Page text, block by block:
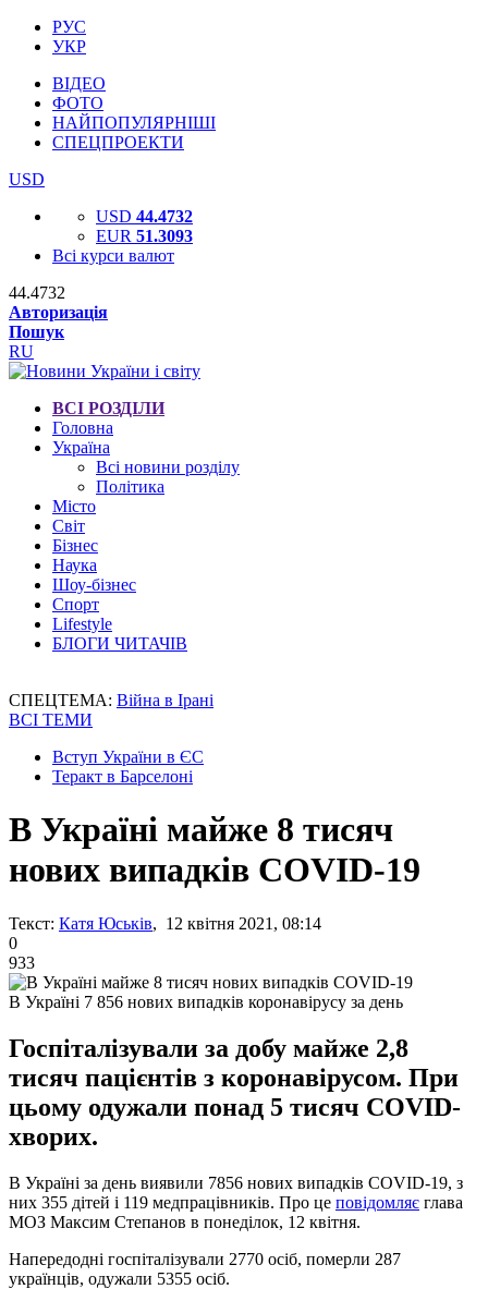
РУС
УКР
ВІДЕО
ФОТО
НАЙПОПУЛЯРНІШІ
СПЕЦПРОЕКТИ
USD
USD 44.4732
EUR 51.3093
Всі курси валют
44.4732
Авторизація
Пошук
RU
ВСІ РОЗДІЛИ
Головна
Україна
Всі новини розділу
Політика
Місто
Світ
Бізнес
Наука
Шоу-бізнес
Спорт
Lifestyle
БЛОГИ ЧИТАЧІВ
СПЕЦТЕМА: Війна в Ірані
ВСІ ТЕМИ
Вступ України в ЄС
Теракт в Барселоні
В Україні майже 8 тисяч
нових випадків COVID-19
Текст: Катя Юськів, 12 квітня 2021, 08:14
0
933
В Україні 7 856 нових випадків коронавірусу за день
Госпіталізували за добу майже 2,8
тисяч пацієнтів з коронавірусом. При
цьому одужали понад 5 тисяч COVID-
хворих.
В Україні за день виявили 7856 нових випадків COVID-19, з
них 355 дітей і 119 медпрацівників. Про це повідомляє глава
МОЗ Максим Степанов в понеділок, 12 квітня.
Напередодні госпіталізували 2770 осіб, померли 287
українців, одужали 5355 осіб.